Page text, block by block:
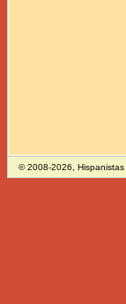
© 2008-2026, Hispanistas